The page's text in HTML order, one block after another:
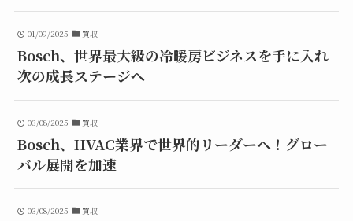
01/09/2025 買収
Bosch、世界最大級の冷暖房ビジネスを手に入れ
次の成長ステージへ
03/08/2025 買収
Bosch、HVAC業界で世界的リーダーへ！グロー
バル展開を加速
03/08/2025 買収